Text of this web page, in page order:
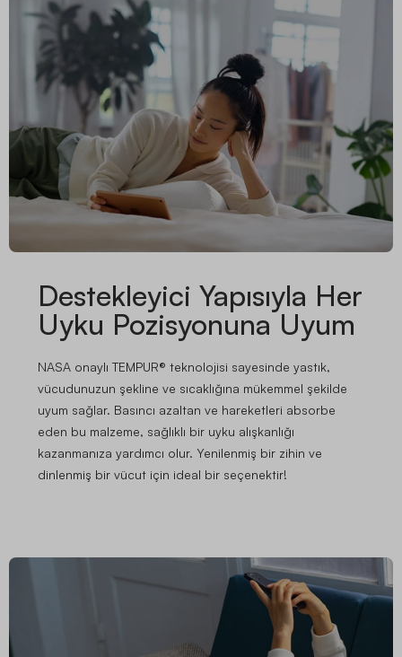
Destekleyici Yapısıyla Her
Uyku Pozisyonuna Uyum
NASA onaylı TEMPUR® teknolojisi sayesinde yastık,
vücudunuzun şekline ve sıcaklığına mükemmel şekilde
uyum sağlar. Basıncı azaltan ve hareketleri absorbe
eden bu malzeme, sağlıklı bir uyku alışkanlığı
kazanmanıza yardımcı olur. Yenilenmiş bir zihin ve
dinlenmiş bir vücut için ideal bir seçenektir!